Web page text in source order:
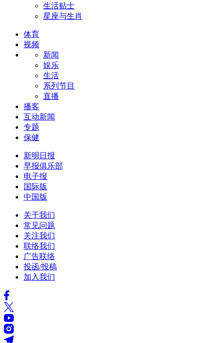
生活贴士
星座与生肖
体育
视频
新闻
娱乐
生活
系列节目
直播
播客
互动新闻
专题
保健
新明日报
早报俱乐部
电子报
国际版
中国版
关于我们
常见问题
关注我们
联络我们
广告联络
投函/投稿
加入我们